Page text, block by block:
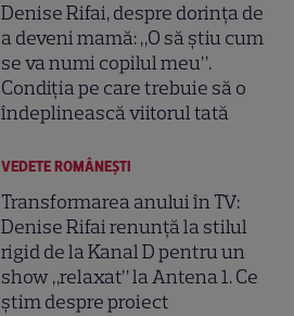
Denise Rifai, despre dorința de
a deveni mamă: „O să știu cum
se va numi copilul meu”.
Condiția pe care trebuie să o
îndeplinească viitorul tată
VEDETE ROMÂNEŞTI
Transformarea anului în TV:
Denise Rifai renunță la stilul
rigid de la Kanal D pentru un
show „relaxat” la Antena 1. Ce
știm despre proiect